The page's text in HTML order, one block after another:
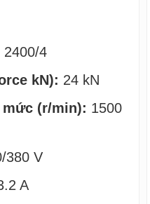
2400/4
kN): 24 kN
(r/min): 1500
380 V
A